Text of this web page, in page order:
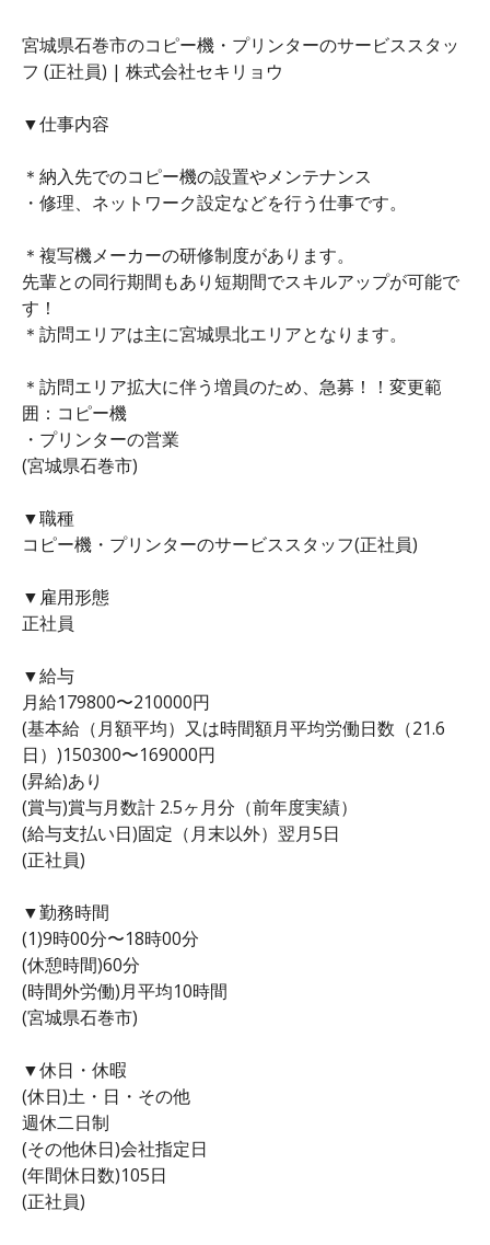
宮城県石巻市のコピー機・プリンターのサービススタッ
フ (正社員) | 株式会社セキリョウ
▼仕事内容
＊納入先でのコピー機の設置やメンテナンス
・修理、ネットワーク設定などを行う仕事です。
＊複写機メーカーの研修制度があります。
先輩との同行期間もあり短期間でスキルアップが可能で
す！
＊訪問エリアは主に宮城県北エリアとなります。
＊訪問エリア拡大に伴う増員のため、急募！！変更範
囲：コピー機
・プリンターの営業
(宮城県石巻市)
▼職種
コピー機・プリンターのサービススタッフ(正社員)
▼雇用形態
正社員
▼給与
月給179800〜210000円
(基本給（月額平均）又は時間額月平均労働日数（21.6
日）)150300〜169000円
(昇給)あり
(賞与)賞与月数計 2.5ヶ月分（前年度実績）
(給与支払い日)固定（月末以外）翌月5日
(正社員)
▼勤務時間
(1)9時00分〜18時00分
(休憩時間)60分
(時間外労働)月平均10時間
(宮城県石巻市)
▼休日・休暇
(休日)土・日・その他
週休二日制
(その他休日)会社指定日
(年間休日数)105日
(正社員)